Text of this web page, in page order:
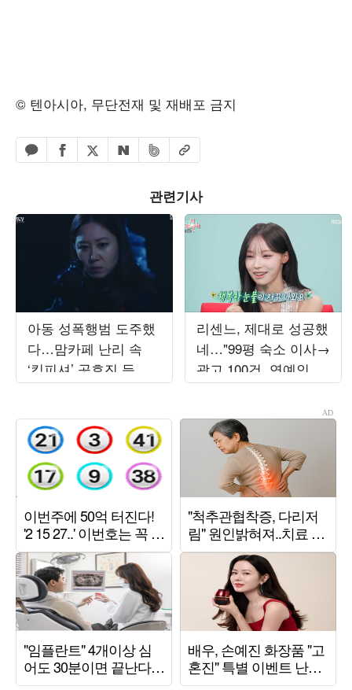
© 텐아시아, 무단전재 및 재배포 금지
카카오톡 공유하기
페이스북 공유하기
엑스 공유하기
네이버 공유하기
밴드 공유하기
URL복사
관련기사
아동 성폭행범 도주했
다…맘카페 난리 속
‘킹피셔’ 공효진 등판
(‘유부녀 킬러’)
리센느, 제대로 성공했
네…"99평 숙소 이사→
광고 100건, 연예인병
경계" ('전참시')